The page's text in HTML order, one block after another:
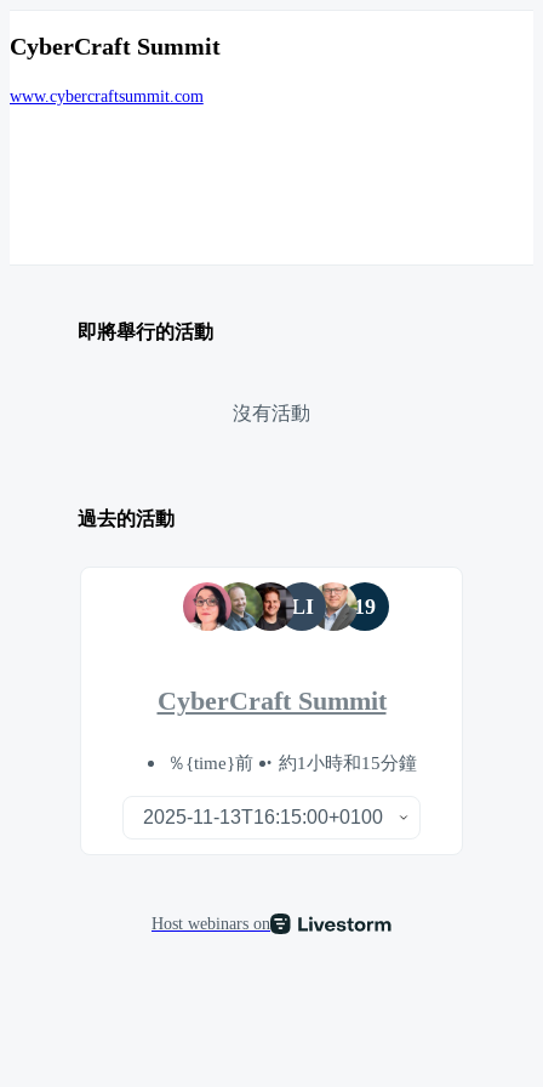
CyberCraft Summit
www.cybercraftsummit.com
即將舉行的活動
沒有活動
過去的活動
LI 19
CyberCraft Summit
％{time}前 約1小時和15分鐘
Host webinars on